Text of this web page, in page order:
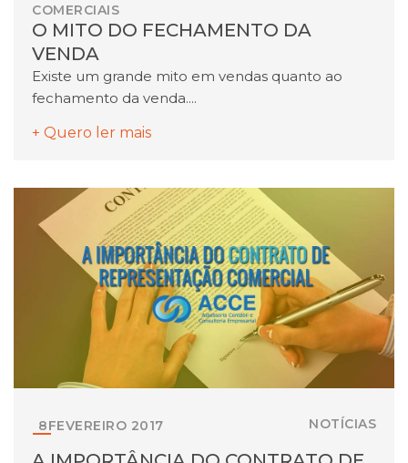
COMERCIAIS
O MITO DO FECHAMENTO DA
VENDA
Existe um grande mito em vendas quanto ao
fechamento da venda....
+ Quero ler mais
8FEVEREIRO 2017 NOTÍCIAS